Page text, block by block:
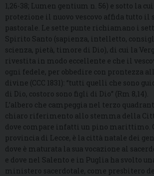
1,26-38; Lumen gentium n. 56) e sotto la
protezione il nuovo vescovo affida tutto il
pastorale. Le sette punte richiamano i
Spirito Santo (sapienza, intelletto,
scienza, pietà, timore di Dio), di cui la
rivestita in modo eccellente e che il
ogni fedele, per obbedire con prontezza
divine (CCC 1831): “tutti quelli che sono
di Dio, costoro sono figli di Dio” (Rm 8,14).
L’albero che campeggia nel terzo
chiaro riferimento allo stemma della
dove compare infatti un pino marittimo.
provincia di Lecce, è la città natale dei
dove è maturata la sua vocazione al
e dove nel Salento e in Puglia ha svolto
ministero sacerdotale, come presbitero